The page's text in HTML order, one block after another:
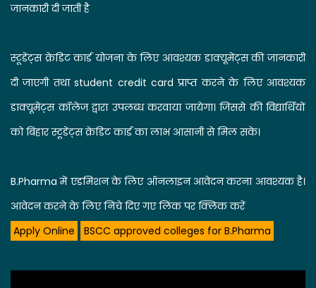
जानकारी दी जाती है
स्टूडेंट्स क्रेडिट कार्ड योजना के लिए आवश्यक डाक्यूमेंट्स की जानकारी
दी जाएगी तथा student credit card प्राप्त करने के लिए आवश्यक
डाक्यूमेंट्स कॉलेज द्वारा उपलब्ध करवाया जायेगा। जिससे की विद्यार्थियों
को बिहार स्टूडेंट्स क्रेडिट कार्ड का लाभ आसानी से मिल सके।
B.Pharma में एडमिशन के लिए ऑनलाइन आवेदन करना आवश्यक है।
आवेदन करने के लिए निचे दिए गए लिंक पर क्लिक करें
Apply Online
BSCC approved colleges for B.Pharma